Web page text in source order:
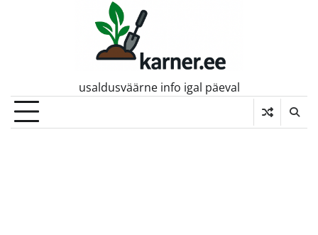
usaldusväärne info igal päeval